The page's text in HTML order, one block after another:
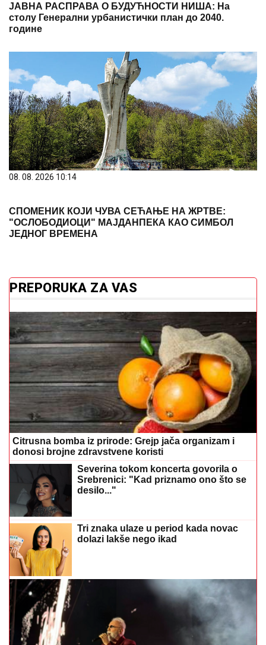
ЈАВНА РАСПРАВА О БУДУЋНОСТИ НИША: На
столу Генерални урбанистички план до 2040.
године
08. 08. 2026 10:14
СПОМЕНИК КОЈИ ЧУВА СЕЋАЊЕ НА ЖРТВЕ:
"ОСЛОБОДИОЦИ" МАЈДАНПЕКА КАО СИМБОЛ
ЈЕДНОГ ВРЕМЕНА
PREPORUKA ZA VAS
Citrusna bomba iz prirode: Grejp jača organizam i
donosi brojne zdravstvene koristi
Severina tokom koncerta govorila o
Srebrenici: "Kad priznamo ono što se
desilo..."
Tri znaka ulaze u period kada novac
dolazi lakše nego ikad